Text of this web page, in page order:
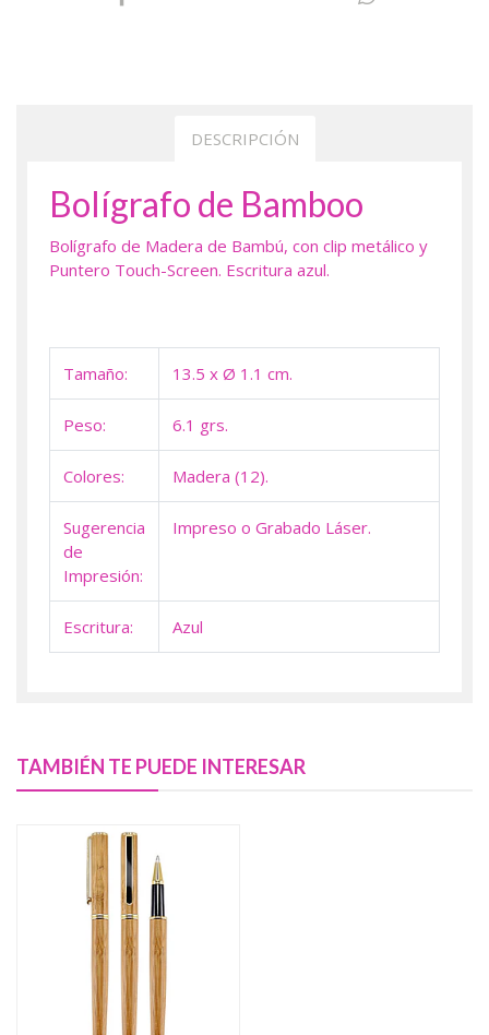
DESCRIPCIÓN
Bolígrafo de Bamboo
Bolígrafo de Madera de Bambú, con clip metálico y
Puntero Touch-Screen. Escritura azul.
Tamaño: 13.5 x Ø 1.1 cm.
Peso: 6.1 grs.
Colores: Madera (12).
Sugerencia
de
Impresión:
Impreso o Grabado Láser.
Escritura: Azul
TAMBIÉN TE PUEDE INTERESAR